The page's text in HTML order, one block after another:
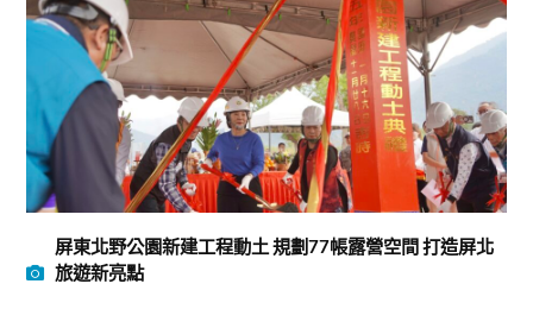
屏東北野公園新建工程動土 規劃77帳露營空間 打造屏北
旅遊新亮點